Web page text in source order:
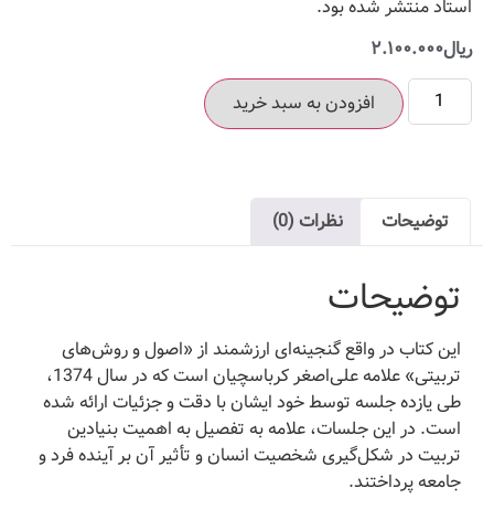
استاد منتشر شده بود.
ریال۲.۱۰۰.۰۰۰
افزودن به سبد خرید
توضیحات نظرات (0)
توضیحات
این کتاب در واقع گنجینه‌ای ارزشمند از «اصول و روش‌های
تربیتی» علامه علی‌اصغر کرباسچیان است که در سال 1374،
طی یازده جلسه توسط خود ایشان با دقت و جزئیات ارائه شده
است. در این جلسات، علامه به تفصیل به اهمیت بنیادین
تربیت در شکل‌گیری شخصیت انسان و تأثیر آن بر آینده فرد و
جامعه پرداختند.